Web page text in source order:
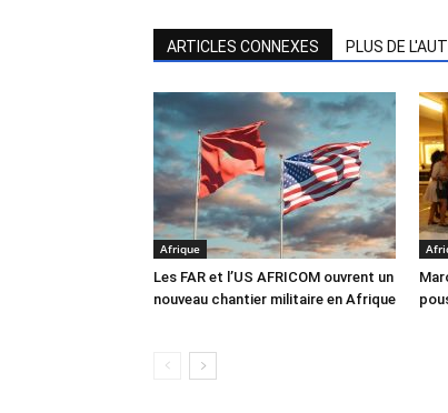
ARTICLES CONNEXES PLUS DE
Afrique
Les FAR et l’US AFRICOM ouvrent un
nouveau chantier militaire en Afrique